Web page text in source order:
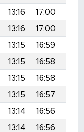
13:16 17:00
13:16 17:00
13:15 16:59
13:15 16:58
13:15 16:58
13:15 16:57
13:14 16:56
13:14 16:56